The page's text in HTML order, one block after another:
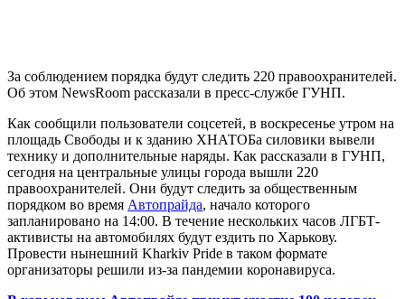
За соблюдением порядка будут следить 220 правоохранителей.
Об этом NewsRoom рассказали в пресс-службе ГУНП.
Как сообщили пользователи соцсетей, в воскресенье утром на
площадь Свободы и к зданию ХНАТОБа силовики вывели
технику и дополнительные наряды. Как рассказали в ГУНП,
сегодня на центральные улицы города вышли 220
правоохранителей. Они будут следить за общественным
порядком во время Автопрайда, начало которого
запланировано на 14:00. В течение нескольких часов ЛГБТ-
активисты на автомобилях будут ездить по Харькову.
Провести нынешний Kharkiv Pride в таком формате
организаторы решили из-за пандемии коронавируса.